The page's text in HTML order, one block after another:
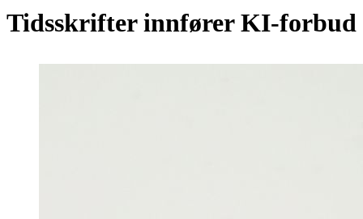
Tidsskrifter innfører KI-forbud